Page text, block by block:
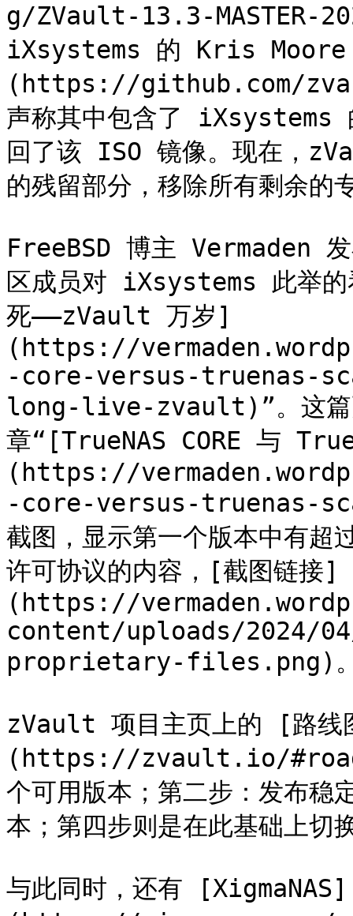
g/ZVault-13.3-MASTER-
iXsystems 的 Kris Moore
(https://github.com/
声称其中包含了 iXsystems
回了该 ISO 镜像。现在，
的残留部分，移除所有剩余的
FreeBSD 博主 Vermaden
区成员对 iXsystems 此举的
死——zVault 万岁]
(https://
-core-versus-truenas-
long-live-zvault)”。这篇更
章“[TrueNAS CORE 与
(https://
-core-versus-truenas-
截图，显示第一个版本中有
许可协议的内容，[截图链接]
(https://
content/uploads/2024/
proprietary-files.png)
zVault 项目主页上的 [路线
(https://zvault.io/
个可用版本；第二步：发布
本；第四步则是在此基础上
与此同时，还有 [XigmaNAS]